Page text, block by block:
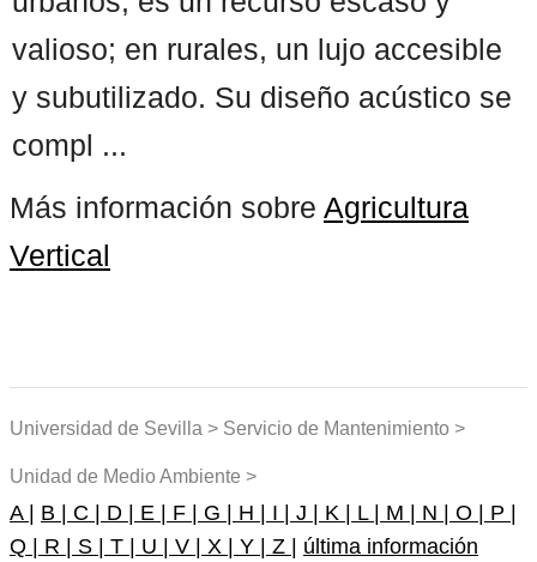
valioso; en rurales, un lujo accesible
y subutilizado. Su diseño acústico se
compl ...
Más información sobre Agricultura
Vertical
Universidad de Sevilla > Servicio de Mantenimiento >
Unidad de Medio Ambiente >
A | B | C | D | E | F | G | H | I | J | K | L | M | N | O | P |
Q | R | S | T | U | V | X | Y | Z | última información